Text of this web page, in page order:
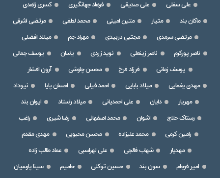
علی سفلی
علی صدیقی فرهاد جهانگیری
کسری زاهدی
ماکان بند
متیار متین امینی محمد لطفی
مرتضی اشرفی
مرتضی سرمدی
مجتبی دربیدی مهراد جم
میلاد افضلی
ناصر پورکرم
ناصر زینعلی نوید زردی یاسان
یوسف جمالی
یوسف زمانی
فرزاد فرخ محسن چاوشی
آرون افشار
مهدی یغمایی
میلاد بابایی احمد فیلی احسان پایا
نیوداد
مهریار
دایان علی احمدیانی میلاد راستاد
ایوان بند
رستاک حلاج
اشوان محمد اصفهانی رضا شیری
راغب
رامین کرمی
محمد علیزاده محسن محبوبی
مهدی مقدم
مهدیار
شهاب فالجی علی لهراسبی
عماد طالب زاده
امیر فرجام
سون بند حسین توکلی حامیم
سینا پارسیان